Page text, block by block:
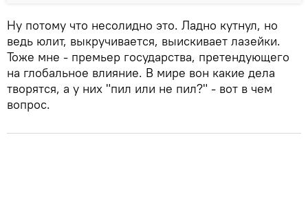
Ну потому что несолидно это. Ладно кутнул, но
ведь юлит, выкручивается, выискивает лазейки.
Тоже мне - премьер государства, претендующего
на глобальное влияние. В мире вон какие дела
творятся, а у них "пил или не пил?" - вот в чем
вопрос.